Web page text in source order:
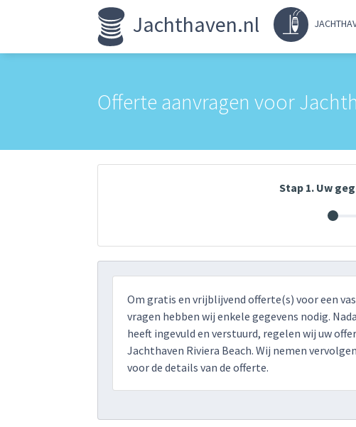
Jachthaven.nl
Offerte aanvragen voor
Stap 1. Uw
Om gratis en vrijblijvend offerte(s) voor een
vragen hebben wij enkele gegevens nodig.
heeft ingevuld en verstuurd, regelen wij uw
Jachthaven Riviera Beach. Wij nemen
voor de details van de offerte.